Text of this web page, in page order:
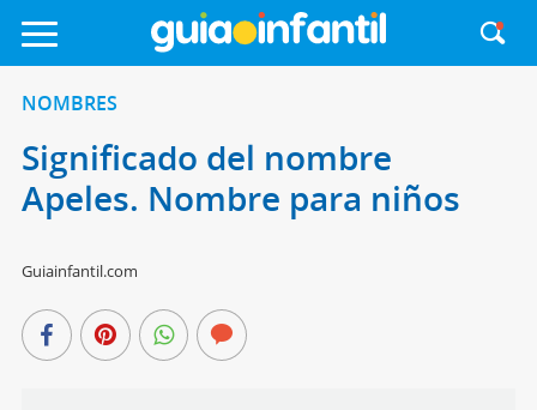
NOMBRES
Significado del nombre
Apeles. Nombre para niños
Guiainfantil.com